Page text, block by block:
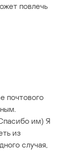
повлечь
почтового
им) Я
из
случая,